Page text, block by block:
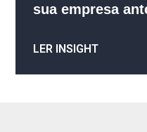
sua empresa
LER INSIGHT